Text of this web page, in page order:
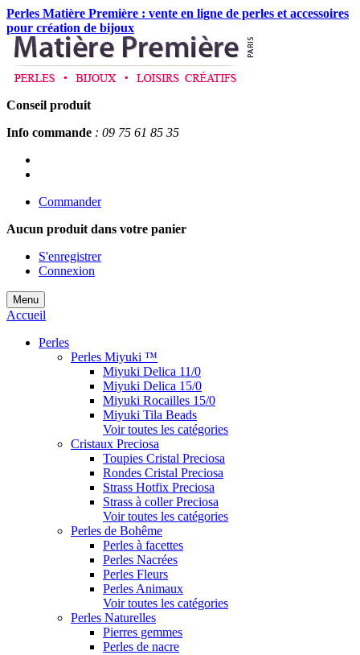
Perles Matière Première : vente en ligne de perles et accessoires
pour création de bijoux
Conseil produit
Info commande : 09 75 61 85 35
Commander
Aucun produit dans votre panier
S'enregistrer
Connexion
Menu
Accueil
Perles
Perles Miyuki ™
Miyuki Delica 11/0
Miyuki Delica 15/0
Miyuki Rocailles 15/0
Miyuki Tila Beads
Voir toutes les catégories
Cristaux Preciosa
Toupies Cristal Preciosa
Rondes Cristal Preciosa
Strass Hotfix Preciosa
Strass à coller Preciosa
Voir toutes les catégories
Perles de Bohême
Perles à facettes
Perles Nacrées
Perles Fleurs
Perles Animaux
Voir toutes les catégories
Perles Naturelles
Pierres gemmes
Perles de nacre